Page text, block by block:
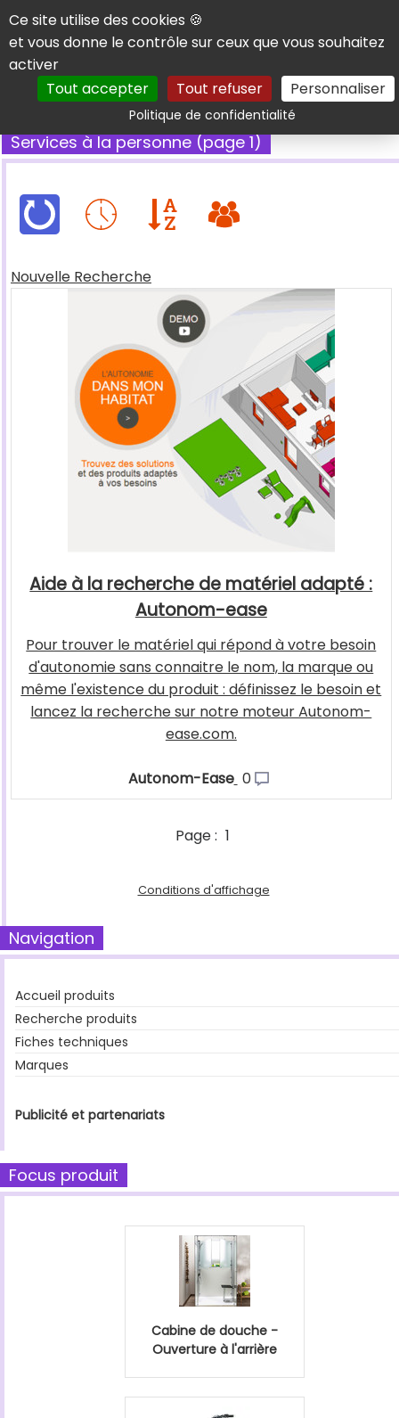
Panneau de gestion des cookies
Ce site utilise des cookies 🍪
et vous donne le contrôle sur ceux que vous souhaitez
activer
Tout accepter
Tout refuser Personnaliser
Politique de confidentialitéRechercher
Services à la personne (page 1)
Nouvelle Recherche
Aide à la recherche de matériel adapté :
Autonom-ease
Pour trouver le matériel qui répond à votre besoin
d'autonomie sans connaitre le nom, la marque ou
même l'existence du produit : définissez le besoin et
lancez la recherche sur notre moteur Autonom-
ease.com.
Autonom-Ease 0
Page : 1
Conditions d'affichage
Navigation
Accueil produits
Recherche produits
Fiches techniques
Marques
Publicité et partenariats
Focus produit
Cabine de douche -
Ouverture à l'arrière